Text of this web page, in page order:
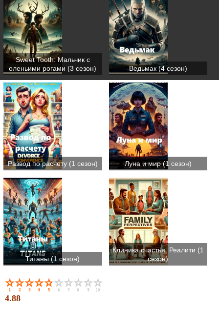
Sweet Tooth: Мальчик с
оленьими рогами (3 сезон)
Ведьмак (4 сезон)
Развод по расчету (1 сезон) Луна и мир (1 сезон)
Титаны (1 сезон)
Клиника счастья. Реалити (1
сезон)
4.88